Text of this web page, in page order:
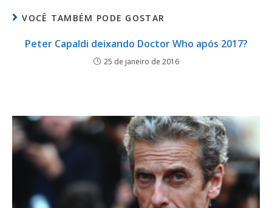
VOCÊ TAMBÉM PODE GOSTAR
Peter Capaldi deixando Doctor Who após 2017?
25 de janeiro de 2016